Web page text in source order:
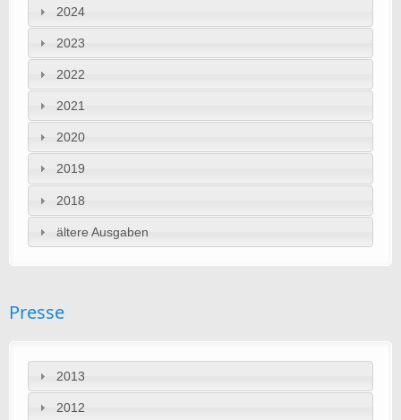
2024
2023
2022
2021
2020
2019
2018
ältere Ausgaben
Presse
2013
2012